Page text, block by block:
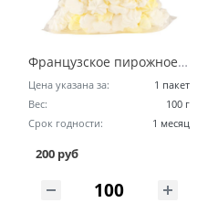
Французское пирожное Безе (меренга) за 100 грамм
Цена указана за:
1 пакет
Вес:
100 г
Срок годности:
1 месяц
200 руб